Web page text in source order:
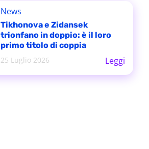
News
Tikhonova e Zidansek
trionfano in doppio: è il loro
primo titolo di coppia
25 Luglio 2026
Leggi